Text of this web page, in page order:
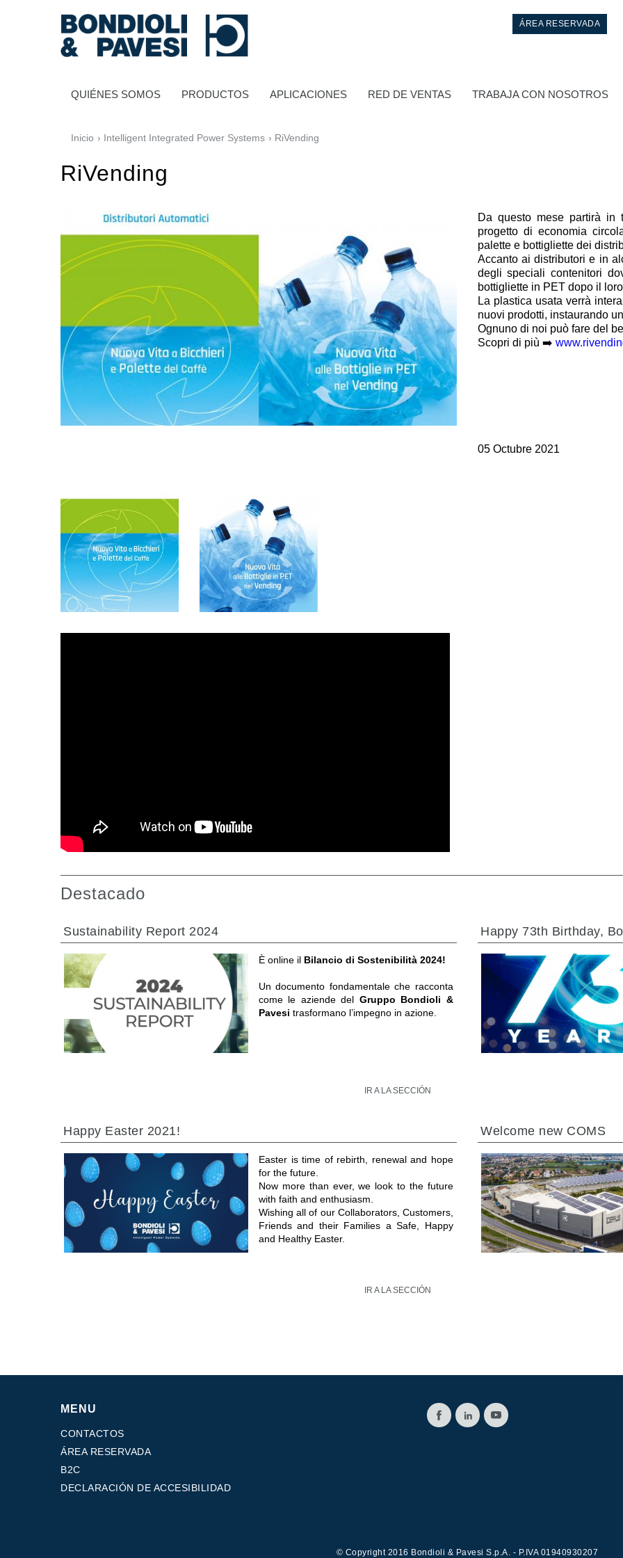
ÁREA RESERVADA
QUIÉNES SOMOS PRODUCTOS APLICACIONES RED DE VENTAS TRABAJA CON NOSOTROS
Transmisión de potencia
Transmisiones a cardan
Cajas de engranajes estándares
Cajas de engranajes fabricados para Bondioli & Pavesi
Cajas de engranajes de ejes paralelos
Cajas de engranajes especiales
Cajas Pump Drive
Embragues multidisco control hidráulico
Bombas y motores de engranajes
Bombas y motores de pistones axiales
Control
Bloques hidráulicos integrados
Valvulas de control direccional
Valvulas de cartucho
Valvulas en linea
Servomandos
Componentes electrónicos para sistemas de control
Inicio › Intelligent Integrated Power Systems › RiVending
RiVending
Da questo mese partirà in
progetto di economia
palette e bottigliette dei
Accanto ai distributori e in
degli speciali contenitori
bottigliette in PET dopo il
La plastica usata verrà
nuovi prodotti, instaurando
Ognuno di noi può fare del
Scopri di più ➡️
05 Octubre 2021
Destacado
Sustainability Report 2024
È online il Bilancio di Sostenibilità 2024!
Un documento fondamentale che racconta
come le aziende del Gruppo Bondioli &
Pavesi trasformano l’impegno in azione.
IR A LA SECCIÓN
Happy 73th Birthday,
Happy Easter 2021!
Easter is time of rebirth, renewal and hope
for the future.
Now more than ever, we look to the future
with faith and enthusiasm.
Wishing all of our Collaborators, Customers,
Friends and their Families a Safe, Happy
and Healthy Easter.
IR A LA SECCIÓN
Welcome new COMS
MENU
CONTACTOS
ÁREA RESERVADA
B2C
DECLARACIÓN DE ACCESIBILIDAD
© Copyright 2016 Bondioli & Pavesi S.p.A. - P.IVA 01940930207